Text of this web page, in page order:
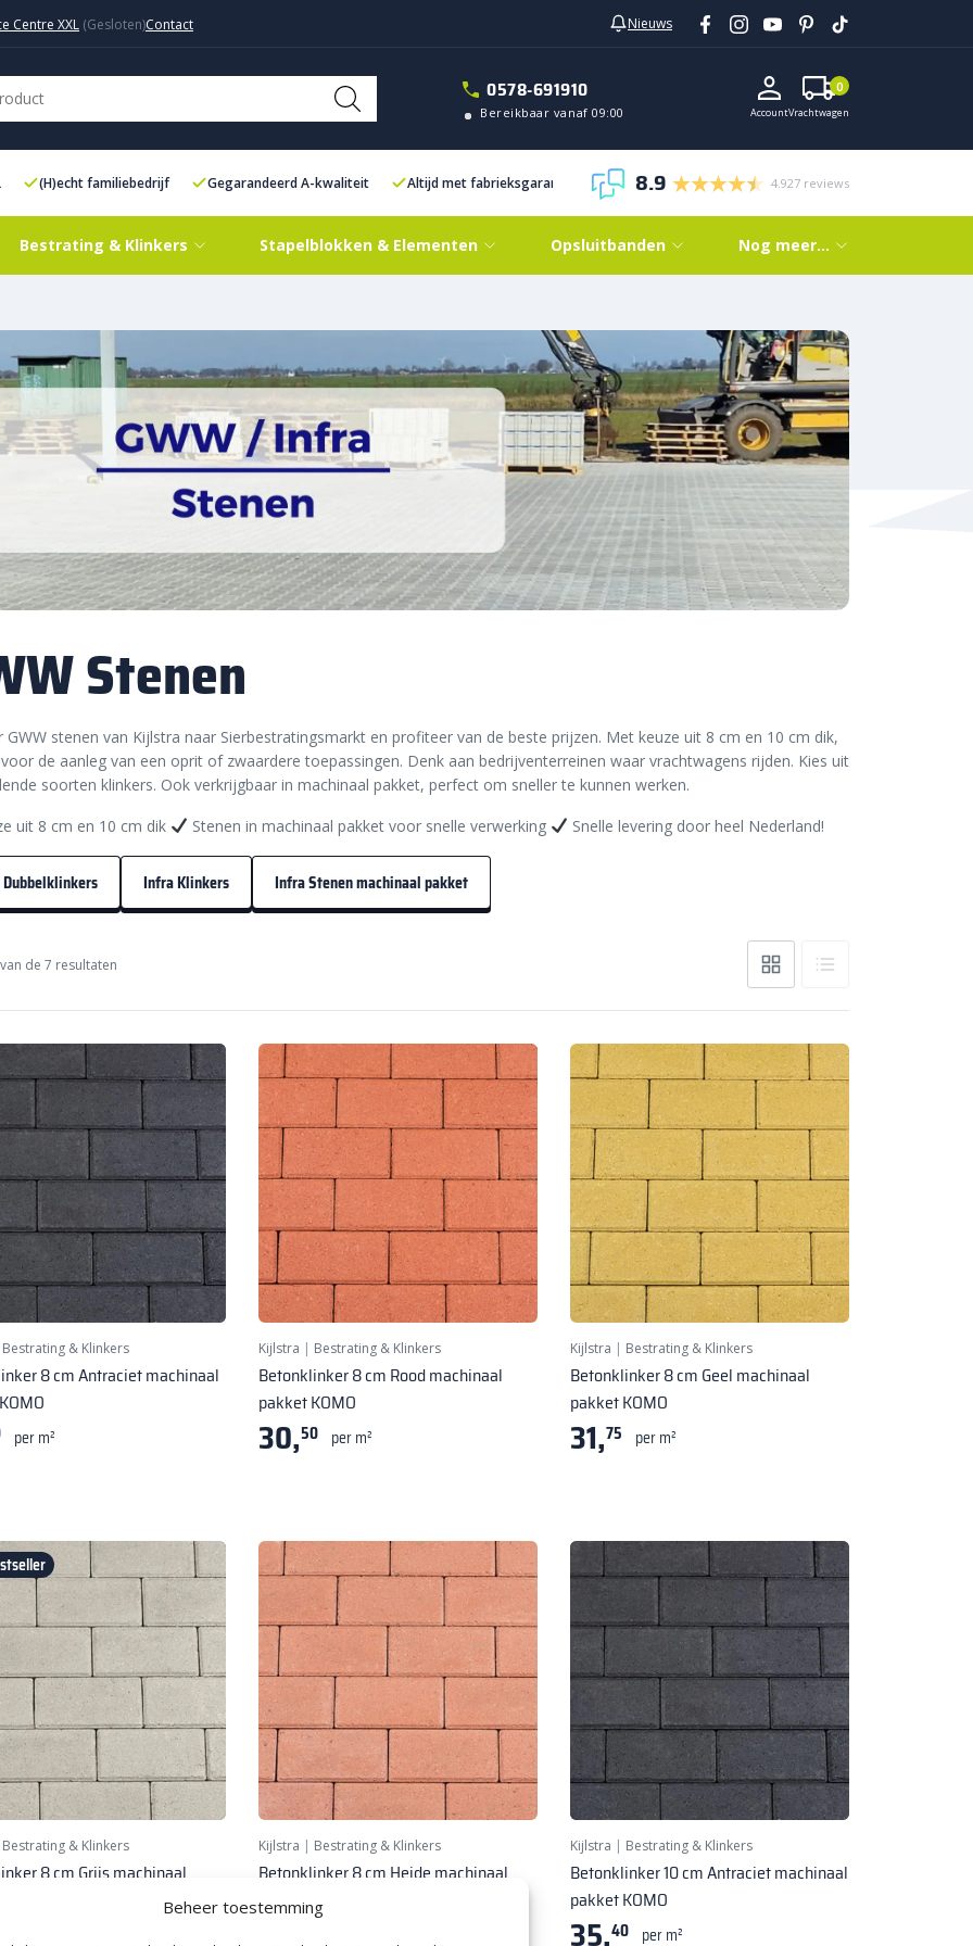
Beheer toestemming
Centre XXL Contact Nieuws
0578-691910
Bereikbaar vanaf 09:00 AccountVrachtwagen
0
(H)echt familiebedrijf Gegarandeerd A-kwaliteit Altijd met fabrieksgarantie 8.9 4.927 reviews
Bestrating & Klinkers Stapelblokken & Elementen Opsluitbanden Nog meer…
Stenen
GWW stenen van Kijlstra naar Sierbestratingsmarkt en profiteer van de beste prijzen. Met keuze uit 8 cm en 10 cm dik,
de aanleg van een oprit of zwaardere toepassingen. Denk aan bedrijventerreinen waar vrachtwagens rijden. Kies uit
soorten klinkers. Ook verkrijgbaar in machinaal pakket, perfect om sneller te kunnen werken.
uit 8 cm en 10 cm dik
Stenen in machinaal pakket voor snelle verwerking Snelle levering door heel Nederland!
Infra Klinkers Infra Stenen machinaal pakket
van de 7 resultaten
Bestrating & Klinkers
8 cm Antraciet machinaal
per m²
Kijlstra | Bestrating & Klinkers
Betonklinker 8 cm Rood machinaal
pakket KOMO
30,50 per m²
Kijlstra | Bestrating & Klinkers
Betonklinker 8 cm Geel machinaal
pakket KOMO
31,75 per m²
Bestrating & Klinkers
8 cm Grijs machinaal
Kijlstra | Bestrating & Klinkers
Betonklinker 8 cm Heide machinaal
pakket KOMO
31,
Kijlstra | Bestrating & Klinkers
Betonklinker 10 cm Antraciet machinaal
pakket KOMO
35,40 per m²